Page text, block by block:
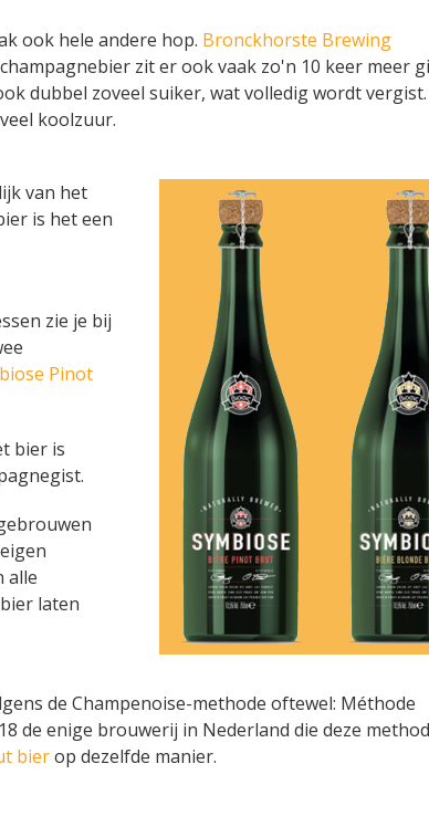
ook hele andere hop. Bronckhorste Brewing
zit er ook vaak zo'n 10 keer meer
dubbel zoveel suiker, wat volledig wordt
koolzuur.
van het
is het een
zie je bij
Pinot
bier is
alle
laten
de Champenoise-methode oftewel: Méthode
de enige brouwerij in Nederland die deze
bierop dezelfde manier.